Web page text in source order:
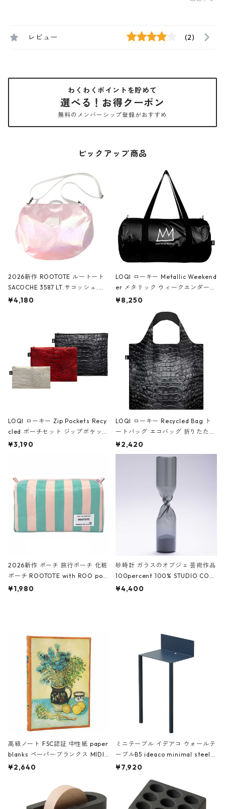
レビュー (2)
わくわくポイントを貯めて
選べる！お得クーポン
無料のメンバーシップ登録がおすすめ
ピックアップ商品
2026新作 ROOTOTE ルートート
SACOCHE 3587 LT.サコッシュ.ル
ミエ-B ショルダーバッグ グロスピ
¥4,180
LOQI ローキー Metallic Weekend
er メタリック ウィークエンダー
ボストンバッグ ショルダーバッグ
Black ジャン=ミッシェル・バスキ
ア/クラウン ブラック
¥8,250
LOQI ローキー Zip Pockets Recy
cled ポーチセット ジップポケット
ファスナーポーチ 撥水加工 トラベ
ーガンディー、オフホワイト
¥3,190
LOQI ローキー Recycled Bag ト
ートバッグ エコバッグ 折りたたみ
大きめ 撥水加工 収納ポーチ CRO
CODILE/Black クロコダイル/ブラ
¥2,420
2026新作 ポーチ 旅行ポーチ 化粧
ポーチ ROOTOTE with ROO pou
ch 3532 ルートート WR.ポーチ.ラ
¥1,980
砂時計 ガラスのオブジェ 芸術作品
100percent 100% STUDIO COH
AKU Timeless 100パーセント ス
¥4,400
高級ノート FSC認証 中性紙 paper
blanks ペーパーブランクス MIDI
ハードカバー 罫線 ヴァン・ゴッホ
¥2,640
ミニテーブル イデアコ ウォールテ
ーブルB5 ideaco minimal steel f
urniture WALL Table B5 ネイビー
¥7,920